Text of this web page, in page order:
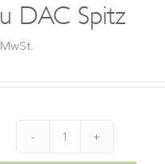
DAC Spitz